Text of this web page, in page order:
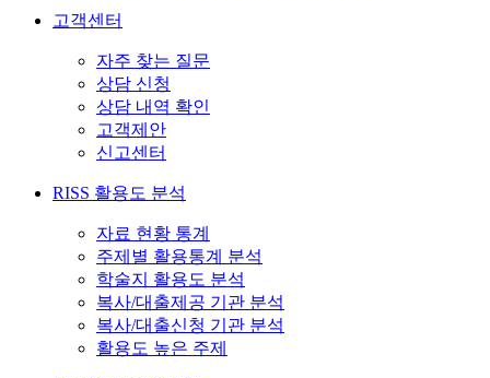
고객센터
자주 찾는 질문
상담 신청
상담 내역 확인
고객제안
신고센터
RISS 활용도 분석
자료 현황 통계
주제별 활용통계 분석
학술지 활용도 분석
복사/대출제공 기관 분석
복사/대출신청 기관 분석
활용도 높은 주제